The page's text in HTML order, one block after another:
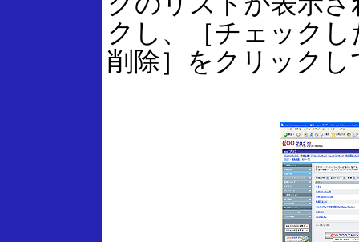
クし、［チェック
削除］をクリック